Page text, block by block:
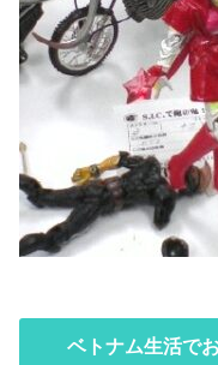
ベトナム生活で